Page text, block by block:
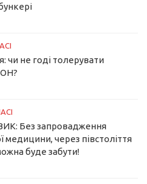
чи не годі толерувати
Без запровадження
медицини, через півстоліття
буде забути!